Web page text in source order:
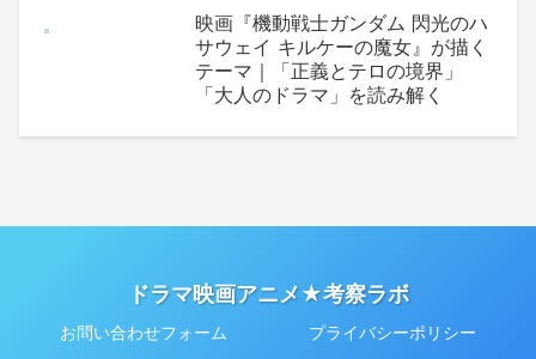
映画『機動戦士ガンダム 閃光のハ
サウェイ キルケーの魔女』が描く
テーマ｜「正義とテロの境界」
「大人のドラマ」を読み解く
ドラマ映画アニメ★考察ラボ
お問い合わせフォーム
プライバシーポリシー